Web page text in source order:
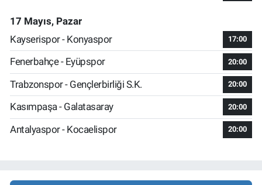
17 Mayıs, Pazar
Kayserispor - Konyaspor
17:00
Fenerbahçe - Eyüpspor 20:00
Trabzonspor - Gençlerbirliği S.K. 20:00
Kasımpaşa - Galatasaray 20:00
Antalyaspor - Kocaelispor 20:00